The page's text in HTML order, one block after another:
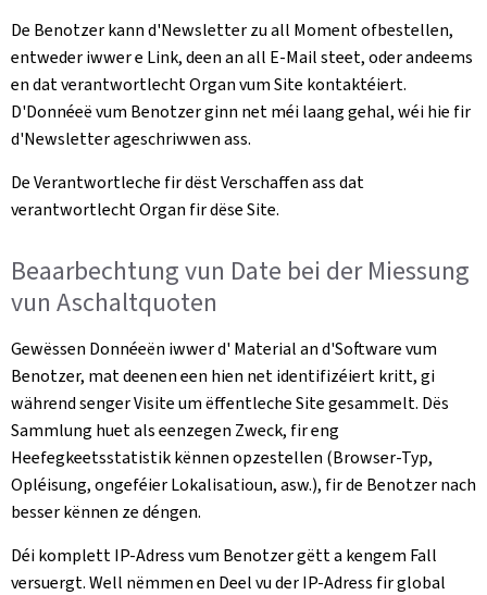
De Benotzer kann d'Newsletter zu all Moment ofbestellen,
entweder iwwer e Link, deen an all E-Mail steet, oder andeems
en dat verantwortlecht Organ vum Site kontaktéiert.
D'Donnéeë vum Benotzer ginn net méi laang gehal, wéi hie fir
d'Newsletter ageschriwwen ass.
De Verantwortleche fir dëst Verschaffen ass dat
verantwortlecht Organ fir dëse Site.
Beaarbechtung vun Date bei der Miessung
vun Aschaltquoten
Gewëssen Donnéeën iwwer d' Material an d'Software vum
Benotzer, mat deenen een hien net identifizéiert kritt, gi
während senger Visite um ëffentleche Site gesammelt. Dës
Sammlung huet als eenzegen Zweck, fir eng
Heefegkeetsstatistik kënnen opzestellen (Browser-Typ,
Opléisung, ongeféier Lokalisatioun, asw.), fir de Benotzer nach
besser kënnen ze déngen.
Déi komplett IP-Adress vum Benotzer gëtt a kengem Fall
versuergt. Well nëmmen en Deel vu der IP-Adress fir global